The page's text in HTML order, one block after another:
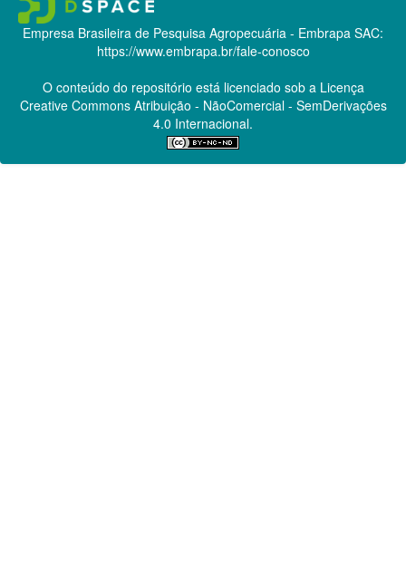
Empresa Brasileira de Pesquisa Agropecuária - Embrapa SAC:
https://www.embrapa.br/fale-conosco
O conteúdo do repositório está licenciado sob a Licença
Creative CommonsAtribuição - NãoComercial - SemDerivações
4.0 Internacional.